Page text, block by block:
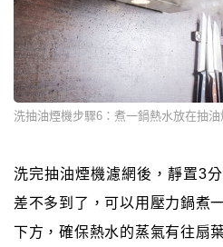
洗抽油煙機步驟6：煮一鍋熱水放在抽
洗完抽油煙機濾網後，靜置3
差不多到了，可以用壓力鍋煮
下方，確保熱水的蒸氣有往扇